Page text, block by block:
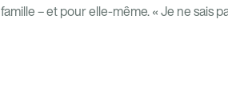
famille – et pour elle-même. « Je ne sais